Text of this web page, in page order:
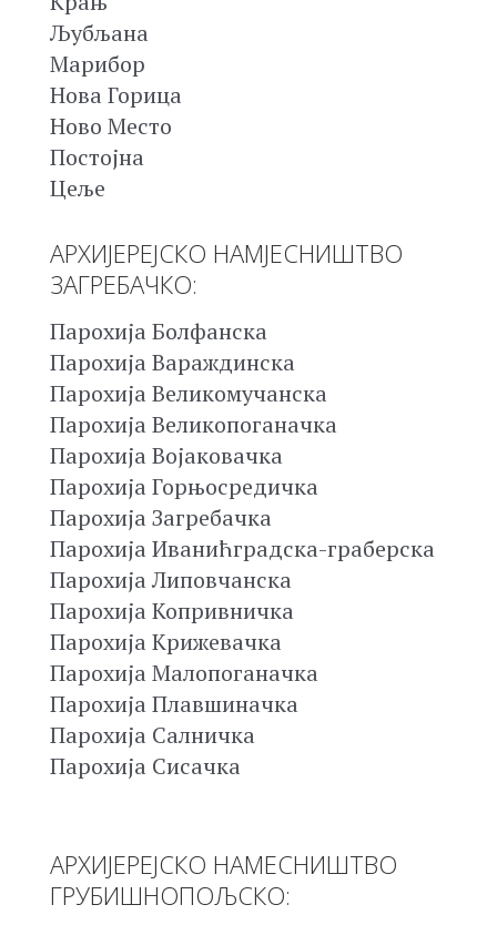
Љубљана
Марибор
Нова Горица
Ново Место
Постојна
Цеље
АРХИЈЕРЕЈСКО НАМЈЕСНИШТВО
ЗАГРЕБАЧКО:
Парохија Болфанска
Парохија Вараждинска
Парохија Великомучанска
Парохија Великопоганачка
Парохија Војаковачка
Парохија Горњосредичка
Парохија Загребачка
Парохија Иванићградска-граберска
Парохија Липовчанска
Парохија Копривничка
Парохија Крижевачка
Парохија Малопоганачка
Парохија Плавшиначка
Парохија Салничка
Парохија Сисачка
АРХИЈЕРЕЈСКО НАМЕСНИШТВО
ГРУБИШНОПОЉСКО: